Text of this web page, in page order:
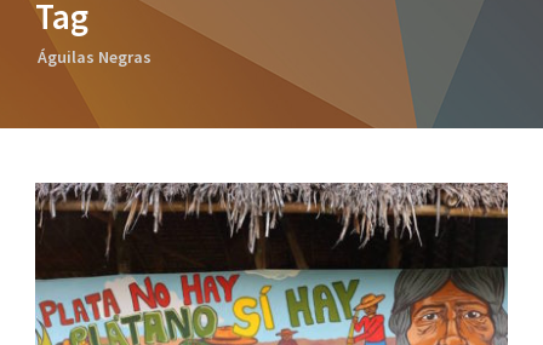
Tag
Águilas Negras